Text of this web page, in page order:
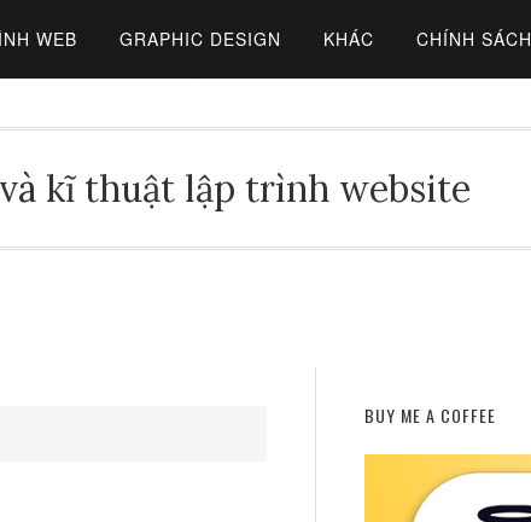
WEB GRAPHIC DESIGN KHÁC CHÍNH SÁCH
kĩ thuật lập trình website
BUY ME A COFFEE